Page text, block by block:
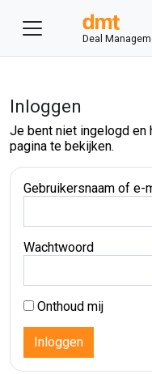
Deal
Inloggen
Je bent niet ingelogd en
pagina te bekijken.
Gebruikersnaam of e-
Wachtwoord
Onthoud mij